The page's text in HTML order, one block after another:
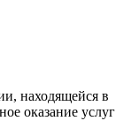
находящейся в
оказание услуг